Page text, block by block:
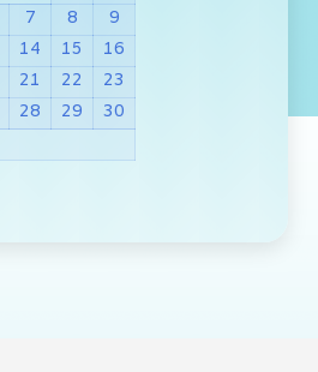
7 8
9
14 15
16
21 22
23
28 29
30